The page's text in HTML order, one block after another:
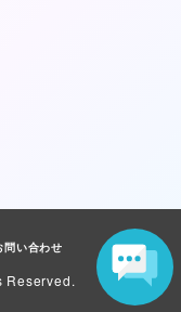
問い合わせ
Reserved.